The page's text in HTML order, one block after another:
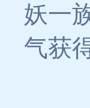
妖一
气获